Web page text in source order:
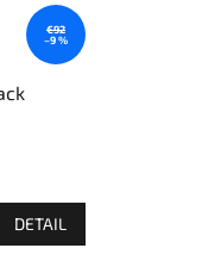
€92
–9 %
DETAIL